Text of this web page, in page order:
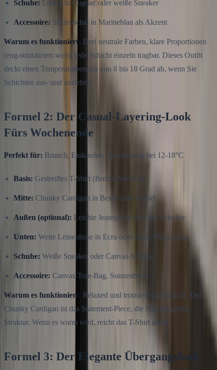
Schuhe: Loafer in Cognac oder weiße Sneaker
Accessoire: Seidenschal in Marineblau als Akzent
Warum es funktioniert: Drei neutrale Farben, klare Proportionen
(eng-strukturiert-weit), jede Schicht einzeln tragbar. Dieses Outfit
deckt einen Temperaturbereich von 8 bis 18 Grad ab, wenn Sie
Schichten aus- und anziehen.
Formel 2: Der Casual-Layering-Look
Fürs Wochenende
Perfekt für: Brunch, Einkaufen, Spaziergang bei 12-18°C
Basis: Gestreiftes T-Shirt (Breton-Streifen)
Mitte: Chunky Cardigan in Beige oder Kamel
Außen (optional): Leichte Jeansjacke über der Schulter
Unten: Weite Leinenhose in Ecru oder High-Waist-Jeans
Schuhe: Weiße Sneaker oder Canvas-Schuhe
Accessoire: Canvas-Tote-Bag, Sonnenbrille
Warum es funktioniert: Relaxed und trotzdem durchdacht. Der
Chunky Cardigan ist das Statement-Piece, die Streifen geben
Struktur. Wenn es warm wird, reicht das T-Shirt allein.
Formel 3: Der Elegante Übergangslook